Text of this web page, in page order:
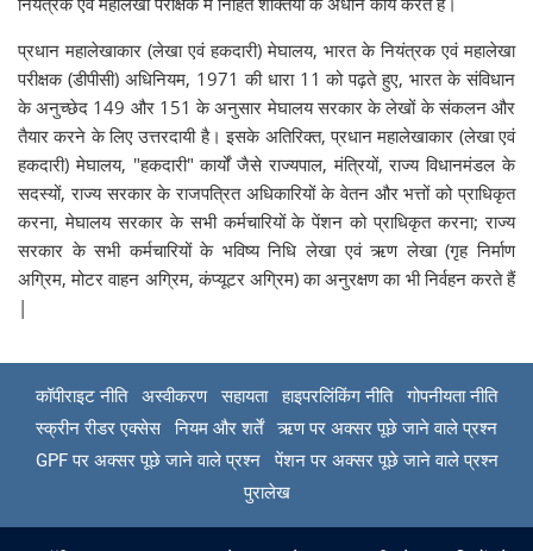
प्रधान महालेखाकार (लेखा एवं हकदारी) मेघालय, भारत के नियंत्रक एवं महालेखा
परीक्षक (डीपीसी) अधिनियम, 1971 की धारा 11 को पढ़ते हुए, भारत के संविधान
के अनुच्छेद 149 और 151 के अनुसार मेघालय सरकार के लेखों के संकलन और
तैयार करने के लिए उत्तरदायी है। इसके अतिरिक्त, प्रधान महालेखाकार (लेखा एवं
हकदारी) मेघालय, "हकदारी" कार्यों जैसे राज्यपाल, मंत्रियों, राज्य विधानमंडल के
सदस्यों, राज्य सरकार के राजपत्रित अधिकारियों के वेतन और भत्तों को प्राधिकृत
करना, मेघालय सरकार के सभी कर्मचारियों के पेंशन को प्राधिकृत करना; राज्य
सरकार के सभी कर्मचारियों के भविष्य निधि लेखा एवं ऋण लेखा (गृह निर्माण
अग्रिम, मोटर वाहन अग्रिम, कंप्यूटर अग्रिम) का अनुरक्षण का भी निर्वहन करते हैं
|
कॉपीराइट नीति अस्वीकरण सहायता हाइपरलिंकिंग नीति
गोपनीयता नीति
स्क्रीन रीडर एक्सेस
नियम और शर्तें
ऋण पर अक्सर पूछे जाने वाले प्रश्न
GPF पर अक्सर पूछे जाने वाले प्रश्न
पेंशन पर अक्सर पूछे जाने वाले प्रश्न
पुरालेख